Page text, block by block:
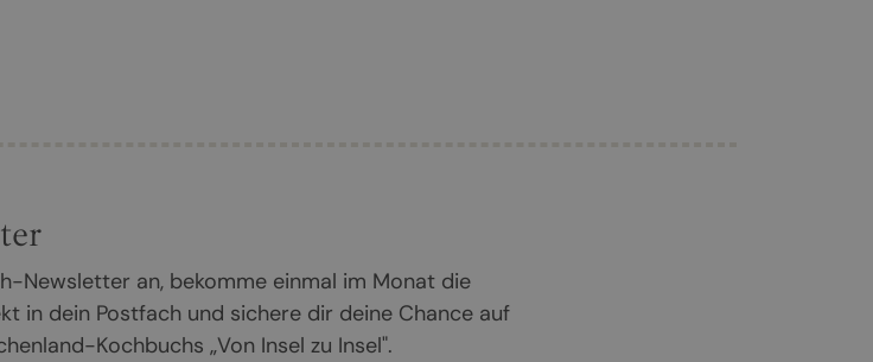
Newsletter an, bekomme einmal im Monat die
in dein Postfach und sichere dir deine Chance auf
Kochbuchs „Von Insel zu Insel".